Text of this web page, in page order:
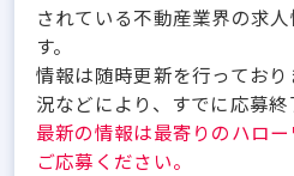
されている不動産業界の求
す。
情報は随時更新を行ってお
況などにより、すでに応募終
最新の情報は最寄りのハロー
ご応募ください。